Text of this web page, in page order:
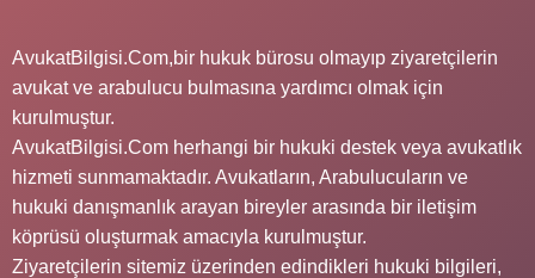
AvukatBilgisi.Com,bir hukuk bürosu olmayıp ziyaretçilerin
avukat ve arabulucu bulmasına yardımcı olmak için
kurulmuştur.
AvukatBilgisi.Com herhangi bir hukuki destek veya avukatlık
hizmeti sunmamaktadır. Avukatların, Arabulucuların ve
hukuki danışmanlık arayan bireyler arasında bir iletişim
köprüsü oluşturmak amacıyla kurulmuştur.
Ziyaretçilerin sitemiz üzerinden edindikleri hukuki bilgileri,